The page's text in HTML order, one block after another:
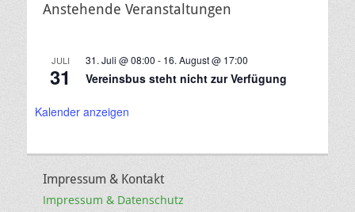
Anstehende Veranstaltungen
JULI
31
31. Juli @ 08:00 - 16. August @ 17:00
Vereinsbus steht nicht zur Verfügung
Kalender anzeigen
Impressum & Kontakt
Impressum & Datenschutz